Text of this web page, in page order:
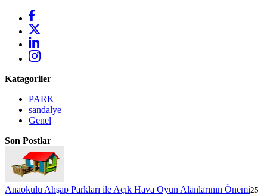
Katagoriler
PARK
sandalye
Genel
Son Postlar
Anaokulu Ahşap Parkları ile Açık Hava Oyun Alanlarının Önemi25